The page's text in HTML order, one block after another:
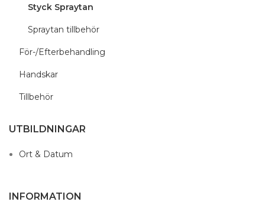
Styck Spraytan
Spraytan tillbehör
För-/Efterbehandling
Handskar
Tillbehör
UTBILDNINGAR
Ort & Datum
INFORMATION